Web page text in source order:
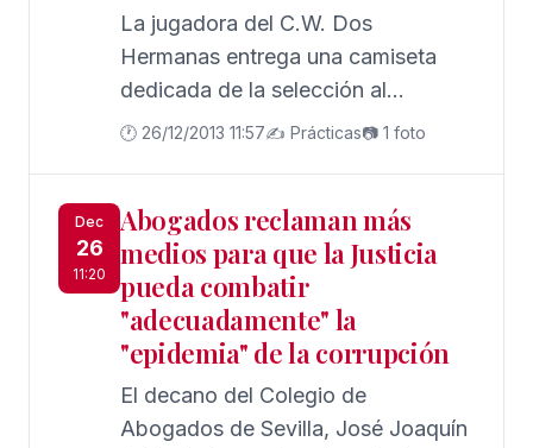
La jugadora del C.W. Dos
Hermanas entrega una camiseta
dedicada de la selección al
Proyecto ELL@S. Las campeonas
🕐 26/12/2013 11:57✍️ Prácticas📷 1 foto
Dec
26
11:20
Abogados reclaman más
medios para que la Justicia
pueda combatir
"adecuadamente" la
"epidemia" de la corrupción
El decano del Colegio de
Abogados de Sevilla, José Joaquín